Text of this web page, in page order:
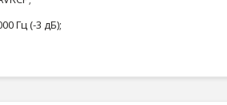
Гц (-3 дБ);